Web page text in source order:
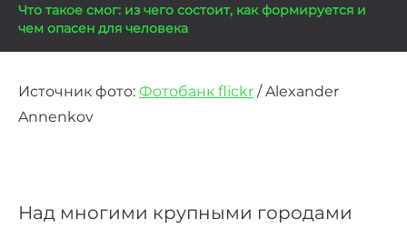
Что такое смог: из чего состоит, как формируется и
чем опасен для человека
Источник фото: Фотобанк flickr / Alexander
Annenkov
Над многими крупными городами